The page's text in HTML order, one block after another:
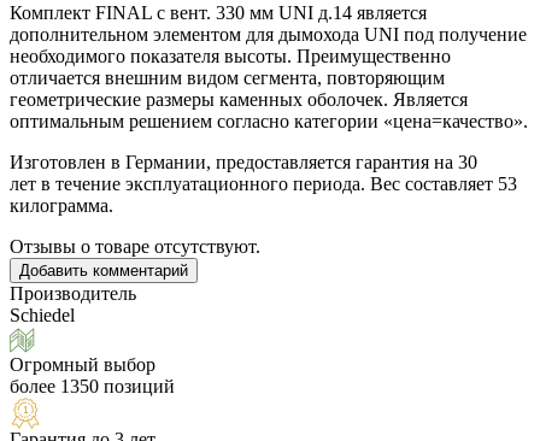
Комплект FINAL с вент. 330 мм UNI д.14 является
дополнительном элементом для дымохода UNI под получение
необходимого показателя высоты. Преимущественно
отличается внешним видом сегмента, повторяющим
геометрические размеры каменных оболочек. Является
оптимальным решением согласно категории «цена=качество».
Изготовлен в Германии, предоставляется гарантия на 30
лет в течение эксплуатационного периода. Вес составляет 53
килограмма.
Отзывы о товаре отсутствуют.
Добавить комментарий
Производитель
Schiedel
Огромный выбор
более 1350 позиций